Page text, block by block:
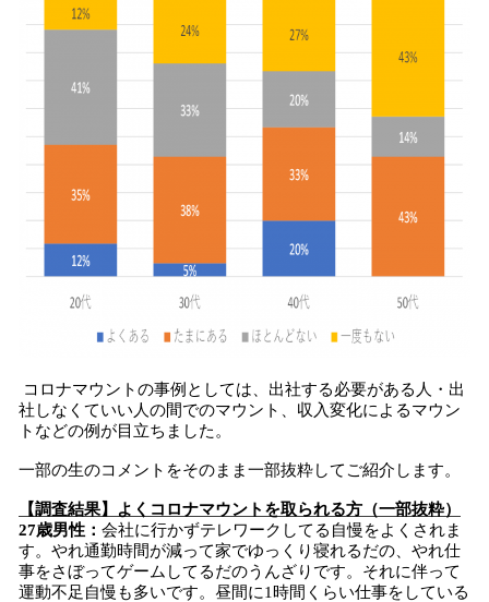
コロナマウントの事例としては、出社する必要がある人・出
社しなくていい人の間でのマウント、収入変化によるマウン
トなどの例が目立ちました。
一部の生のコメントをそのまま一部抜粋してご紹介します。
【調査結果】よくコロナマウントを取られる方（一部抜粋）
27歳男性： 会社に行かずテレワークしてる自慢をよくされま
す。やれ通勤時間が減って家でゆっくり寝れるだの、やれ仕
事をさぼってゲームしてるだのうんざりです。それに伴って
運動不足自慢も多いです。昼間に1時間くらい仕事をしている